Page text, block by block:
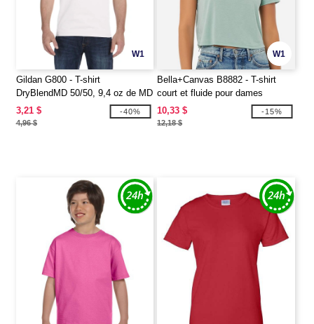
W1
Gildan G800 - T-shirt
DryBlendMD 50/50, 9,4 oz de MD
(8000)
3,21 $
4,96 $
-40%
W1
Bella+Canvas B8882 - T-shirt
court et fluide pour dames
10,33 $
12,18 $
-15%